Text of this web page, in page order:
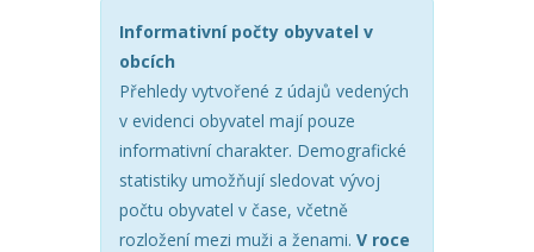
Informativní počty obyvatel v
obcích
Přehledy vytvořené z údajů vedených
v evidenci obyvatel mají pouze
informativní charakter. Demografické
statistiky umožňují sledovat vývoj
počtu obyvatel v čase, včetně
rozložení mezi muži a ženami. V roce